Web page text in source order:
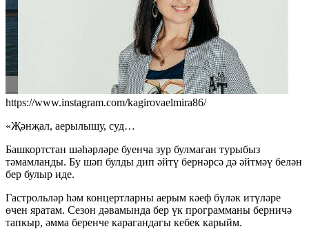
https://www.instagram.com/kagirovaelmira86/
«Җәнҗал, аерылышу, суд…
Башкортстан шәһәрләре буенча зур булмаган турыбыз
тәмамланды. Бу шәп булды дип әйтү бернәрсә дә әйтмәү белән
бер булыр иде.
Гастрольләр һәм концертларны аерым кәеф бүләк итүләре
өчен яратам. Сезон дәвамында бер үк программаны берничә
тапкыр, әмма беренче карагандагы кебек карыйм.